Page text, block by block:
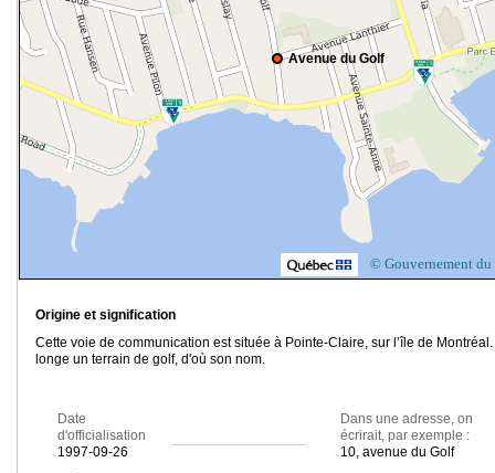
Avenue du Golf
© Gouvernement du
Origine et signification
Cette voie de communication est située à Pointe-Claire, sur l’île de
longe un terrain de golf, d'où son nom.
Date
d'officialisation
1997-09-26
Dans une adresse, on
écrirait, par exemple :
10, avenue du Golf